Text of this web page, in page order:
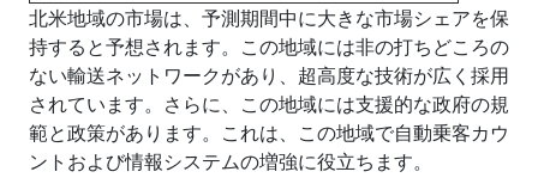
北米地域の市場は、予測期間中に大きな市場シェアを保
持すると予想されます。この地域には非の打ちどころの
ない輸送ネットワークがあり、超高度な技術が広く採用
されています。さらに、この地域には支援的な政府の規
範と政策があります。これは、この地域で自動乗客カウ
ントおよび情報システムの増強に役立ちます。